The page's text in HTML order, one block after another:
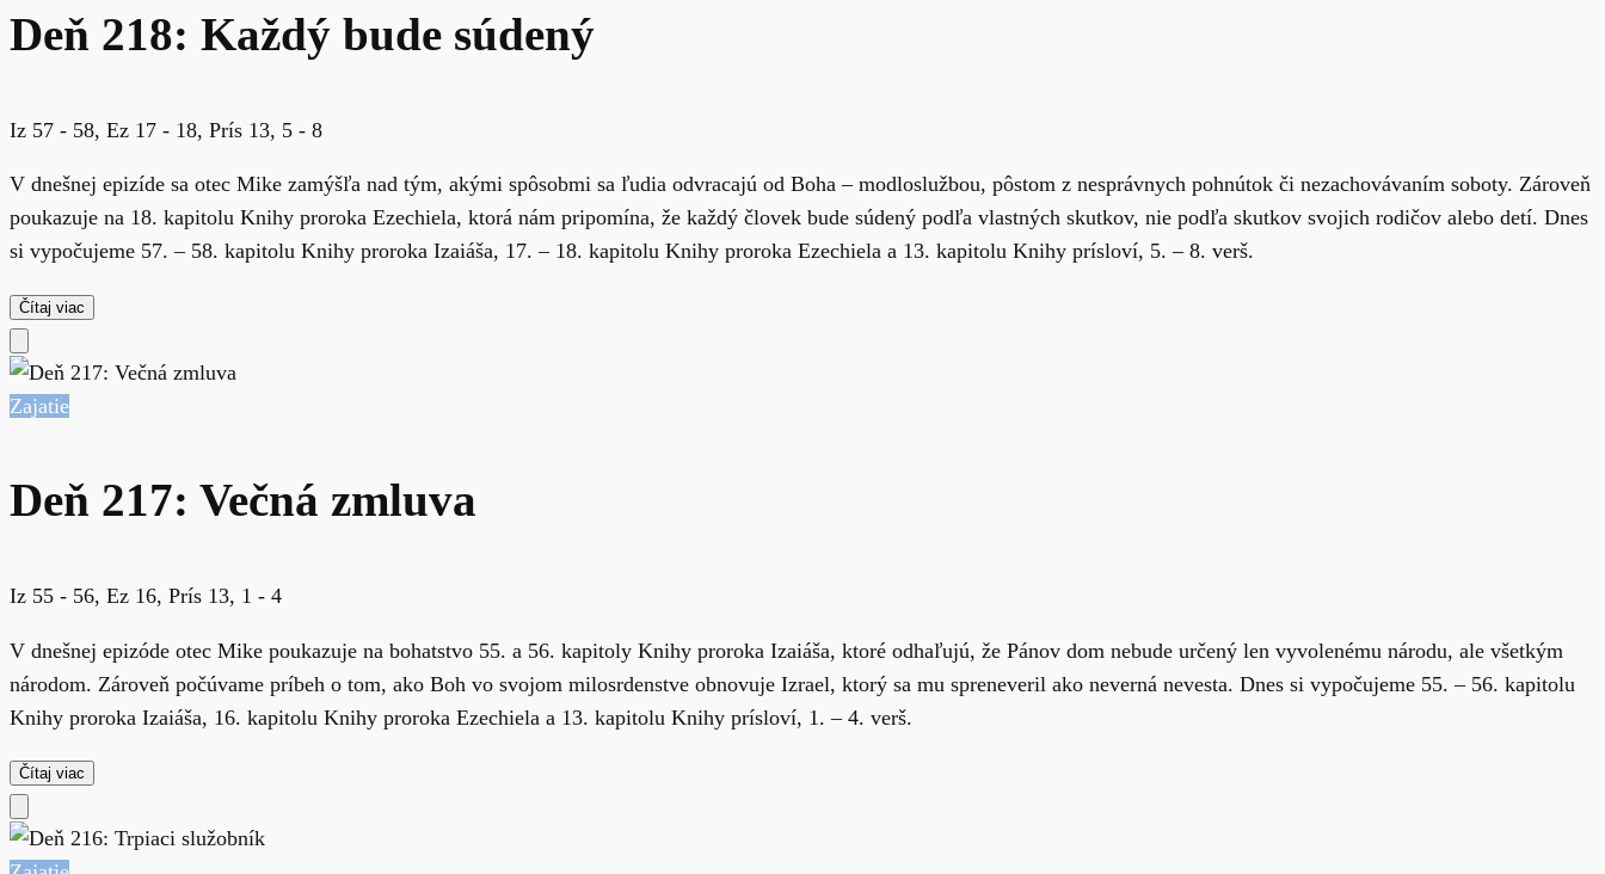
Deň 218: Každý bude súdený
Iz 57 - 58, Ez 17 - 18, Prís 13, 5 - 8
V dnešnej epizíde sa otec Mike zamýšľa nad tým, akými spôsobmi sa ľudia odvracajú od Boha – modloslužbou, pôstom z nesprávnych pohnútok či nezachovávaním soboty. Zároveň
poukazuje na 18. kapitolu Knihy proroka Ezechiela, ktorá nám pripomína, že každý človek bude súdený podľa vlastných skutkov, nie podľa skutkov svojich rodičov alebo detí. Dnes
si vypočujeme 57. – 58. kapitolu Knihy proroka Izaiáša, 17. – 18. kapitolu Knihy proroka Ezechiela a 13. kapitolu Knihy prísloví, 5. – 8. verš.
Čítaj viac
Zajatie
Deň 217: Večná zmluva
Iz 55 - 56, Ez 16, Prís 13, 1 - 4
V dnešnej epizóde otec Mike poukazuje na bohatstvo 55. a 56. kapitoly Knihy proroka Izaiáša, ktoré odhaľujú, že Pánov dom nebude určený len vyvolenému národu, ale všetkým
národom. Zároveň počúvame príbeh o tom, ako Boh vo svojom milosrdenstve obnovuje Izrael, ktorý sa mu spreneveril ako neverná nevesta. Dnes si vypočujeme 55. – 56. kapitolu
Knihy proroka Izaiáša, 16. kapitolu Knihy proroka Ezechiela a 13. kapitolu Knihy prísloví, 1. – 4. verš.
Čítaj viac